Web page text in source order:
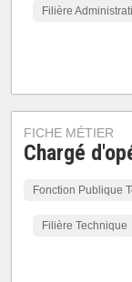
Filière
FICHE MÉTIER
Chargé
Fonction Publique
Filière Technique